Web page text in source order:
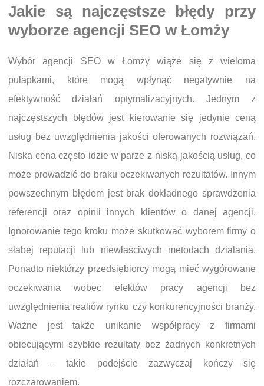
Jakie są najczęstsze błędy przy
wyborze agencji SEO w Łomży
Wybór agencji SEO w Łomży wiąże się z wieloma
pułapkami, które mogą wpłynąć negatywnie na
efektywność działań optymalizacyjnych. Jednym z
najczęstszych błędów jest kierowanie się jedynie ceną
usług bez uwzględnienia jakości oferowanych rozwiązań.
Niska cena często idzie w parze z niską jakością usług, co
może prowadzić do braku oczekiwanych rezultatów. Innym
powszechnym błędem jest brak dokładnego sprawdzenia
referencji oraz opinii innych klientów o danej agencji.
Ignorowanie tego kroku może skutkować wyborem firmy o
słabej reputacji lub niewłaściwych metodach działania.
Ponadto niektórzy przedsiębiorcy mogą mieć wygórowane
oczekiwania wobec efektów pracy agencji bez
uwzględnienia realiów rynku czy konkurencyjności branży.
Ważne jest także unikanie współpracy z firmami
obiecującymi szybkie rezultaty bez żadnych konkretnych
działań – takie podejście zazwyczaj kończy się
rozczarowaniem.